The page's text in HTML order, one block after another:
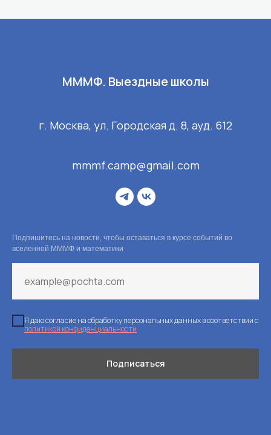
МММФ. Выездные школы
г. Москва, ул. Городская д. 8, ауд. 612
mmmf.camp@gmail.com
Подпишитесь на новости, чтобы оставаться в курсе событий во
вселенной МММФ и математики
Я даю согласие на обработку персональных данных в соответствии с
политикой конфиденциальности
Подписаться